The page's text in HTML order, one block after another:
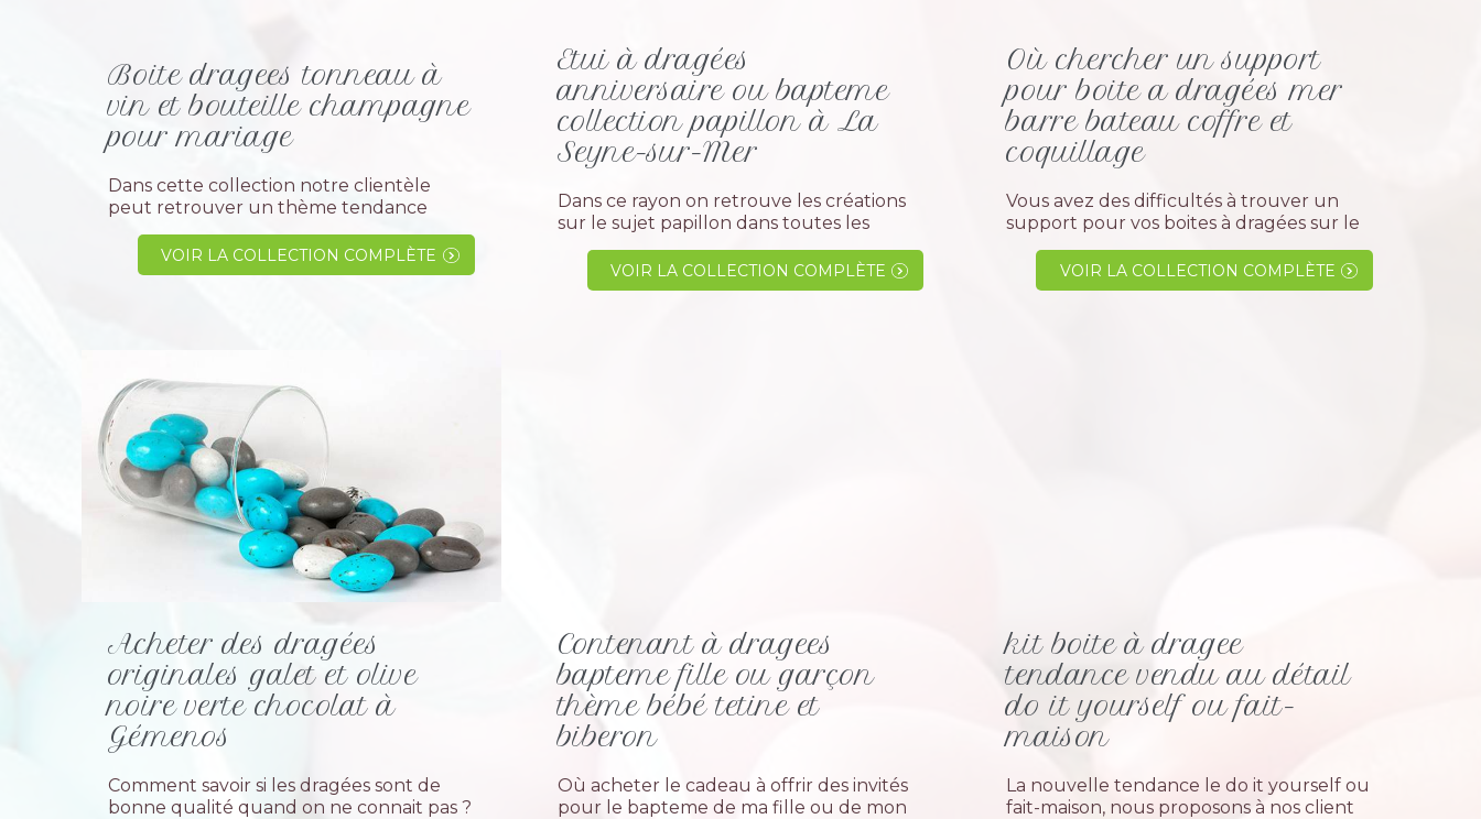
Boite dragees tonneau à
vin et bouteille champagne
pour mariage
Dans cette collection notre clientèle
peut retrouver un thème tendance
composé de boites garnies de dragées
fines. Si votre évènement ce passe dans
VOIR LA COLLECTION COMPLÈTE
Etui à dragées
anniversaire ou bapteme
collection papillon à La
Seyne-sur-Mer
Dans ce rayon on retrouve les créations
sur le sujet papillon dans toutes les
sélectionné quelques contenants
comme la boîte plexiglas, le pot en verre,
VOIR LA COLLECTION COMPLÈTE
Où chercher un support
pour boite a dragées mer
barre bateau coffre et
coquillage
Vous avez des difficultés à trouver un
support pour vos boites à dragées sur le
vous êtes au bon endroit nous avons la
solution pour le présentoir.La grande...
VOIR LA COLLECTION COMPLÈTE
Acheter des dragées
originales galet et olive
noire verte chocolat à
Gémenos
Comment savoir si les dragées sont de
bonne qualité quand on ne connait pas ?
Contenant à dragees
bapteme fille ou garçon
thème bébé tetine et
biberon
Où acheter le cadeau à offrir des invités
pour le bapteme de ma fille ou de mon
kit boite à dragee
tendance vendu au détail
do it yourself ou fait-
maison
La nouvelle tendance le do it yourself ou
fait-maison, nous proposons à nos client